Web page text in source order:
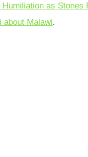
as Stones
about Malawi.